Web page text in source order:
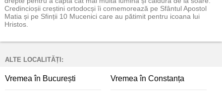
Credincioșii creștini ortodocși îi comemorează pe Sfântul Apostol
Matia și pe Sfinții 10 Mucenici care au pătimit pentru icoana lui
Hristos.
ALTE LOCALITĂȚI:
Vremea în București Vremea în Constanța